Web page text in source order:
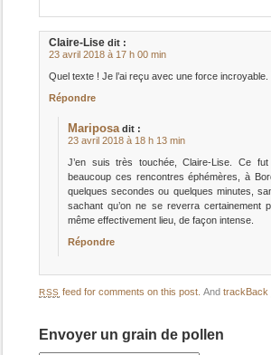
Claire-Lise dit :
23 avril 2018 à 17 h 00 min
Quel texte ! Je l’ai reçu avec une force incroyable.
Répondre
Mariposa dit :
23 avril 2018 à 18 h 13 min
J’en suis très touchée, Claire-Lise. Ce fut
beaucoup ces rencontres éphémères, à
quelques secondes ou quelques minutes,
sachant qu’on ne se reverra certainement
même effectivement lieu, de façon intense.
Répondre
RSS feed for comments on this post. AndtrackBack
Envoyer un grain de pollen